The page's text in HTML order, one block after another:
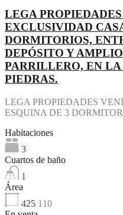
LEGA
EXCLUSIVIDAD
DORMITORIOS,
DEPÓSITO Y
PARRILLERO, EN
PIEDRAS.
LEGA PROPIEDADES
ESQUINA DE 3
Habitaciones
3
Cuartos de baño
1
Área
425 110